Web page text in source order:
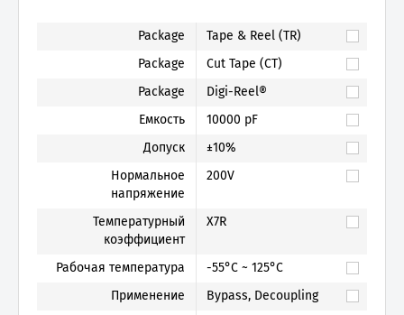
Package
Tape & Reel (TR)
Package
Cut Tape (CT)
Package
Digi-Reel®
Емкость
10000 pF
Допуск
±10%
Нормальное
напряжение
200V
Температурный
коэффициент
X7R
Рабочая температура
-55°C ~ 125°C
Применение
Bypass, Decoupling